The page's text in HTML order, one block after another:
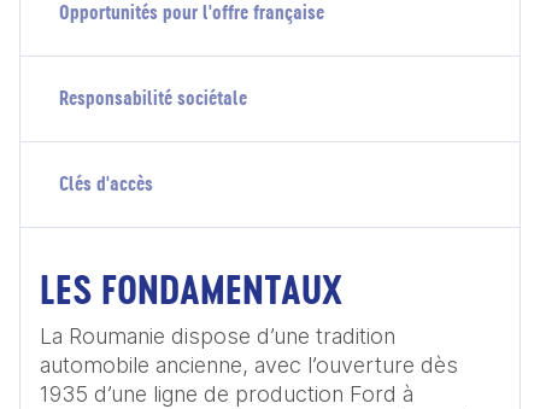
Opportunités pour l'offre française
Responsabilité sociétale
Clés d'accès
LES FONDAMENTAUX
La Roumanie dispose d’une tradition
automobile ancienne, avec l’ouverture dès
1935 d’une ligne de production Ford à